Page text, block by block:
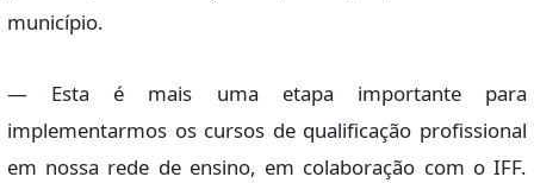
município.
— Esta é mais uma etapa importante para
implementarmos os cursos de qualificação profissional
em nossa rede de ensino, em colaboração com o IFF.